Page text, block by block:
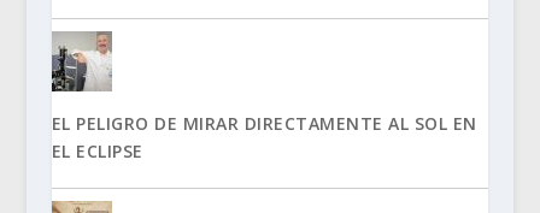
EL PELIGRO DE MIRAR DIRECTAMENTE AL SOL EN
EL ECLIPSE